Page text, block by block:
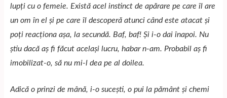
lupţi cu o femeie. Există acel instinct de apărare pe care îl are
un om în el şi pe care îl descoperă atunci când este atacat şi
poţi reacţiona aşa, la secundă. Baf, baf! Şi i-o dai înapoi. Nu
ştiu dacă aş fi făcut acelaşi lucru, habar n-am. Probabil aş fi
imobilizat-o, să nu mi-l dea pe al doilea.
Adică o prinzi de mână, i-o suceşti, o pui la pământ şi chemi